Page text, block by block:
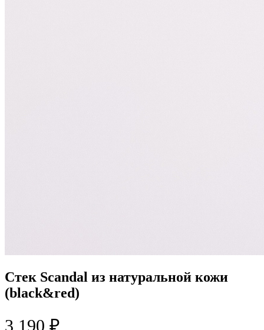
Стек Scandal из натуральной кожи
(black&red)
3 190 ₽